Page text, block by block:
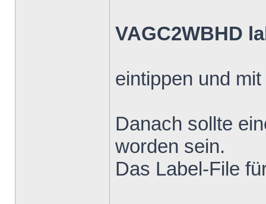
VAGC2WBHD
eintippen und
Danach sollte
worden sein.
Das Label-File